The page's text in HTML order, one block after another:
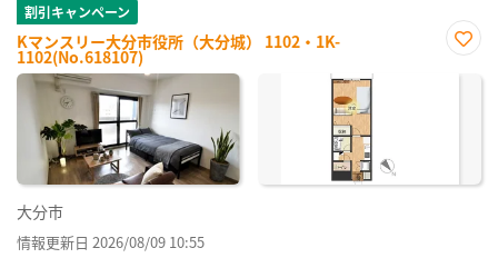
割引キャンペーン
Kマンスリー大分市役所（大分城） 1102・1K-
1102(No.618107)
に入
大分市
情報更新日 2026/08/09 10:55